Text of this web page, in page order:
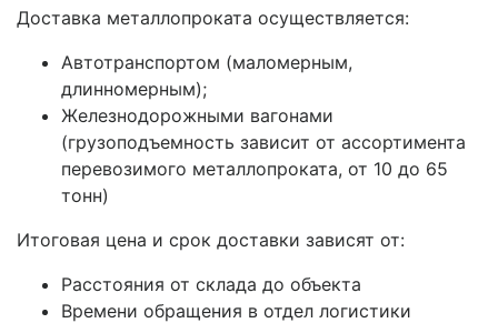
Доставка металлопроката осуществляется:
Автотранспортом (маломерным,
длинномерным);
Железнодорожными вагонами
(грузоподъемность зависит от ассортимента
перевозимого металлопроката, от 10 до 65
тонн)
Итоговая цена и срок доставки зависят от:
Расстояния от склада до объекта
Времени обращения в отдел логистики